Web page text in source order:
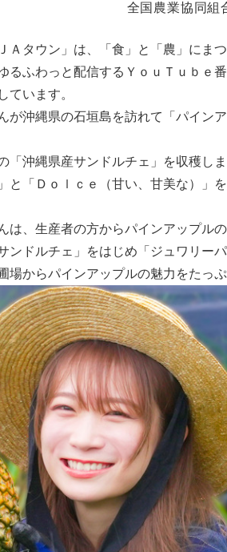
全国農業協同組
タウン」は、「食」と「農」にま
るふわっと配信するＹｏｕＴｕｂｅ
ています。
沖縄県の石垣島を訪れて「パイン
沖縄県産サンドルチェ」を収穫し
と「Ｄｏｌｃｅ（甘い、甘美な）」
、生産者の方からパインアップル
ンドルチェ」をはじめ「ジュワリー
場からパインアップルの魅力をたっ